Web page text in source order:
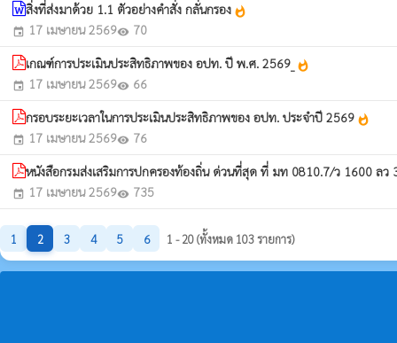
สิ่งที่ส่งมาด้วย 1.1 ตัวอย่างคำสั่ง กลั่นกรอง whatshot
event 17 เมษายน 2569visibility 70
เกณฑ์การประเมินประสิทธิภาพของ อปท. ปี พ.ศ. 2569_ whatshot
event 17 เมษายน 2569visibility 66
กรอบระยะเวลาในการประเมินประสิทธิภาพของ อปท. ประจำปี 2569 whatshot
event 17 เมษายน 2569visibility 76
หนังสือกรมส่งเสริมการปกครองท้องถิ่น ด่วนที่สุด ที่ มท 0810.7/ว 1600 ล
event 17 เมษายน 2569visibility 735
1 2 3 4 5 6 1 - 20 (ทั้งหมด 103 รายการ)